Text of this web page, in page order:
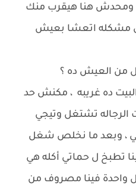
ومحدش هنا هيقرب منك
مشكله اتعشا بعيش
من العيش ده ؟
البيت ده غريبه ، مكنش حد
تشتغل وتيجي
، وبعد ما نخلص شغل
تطبخ ل حماتي أكله هي
واحدة فينا مصروف من